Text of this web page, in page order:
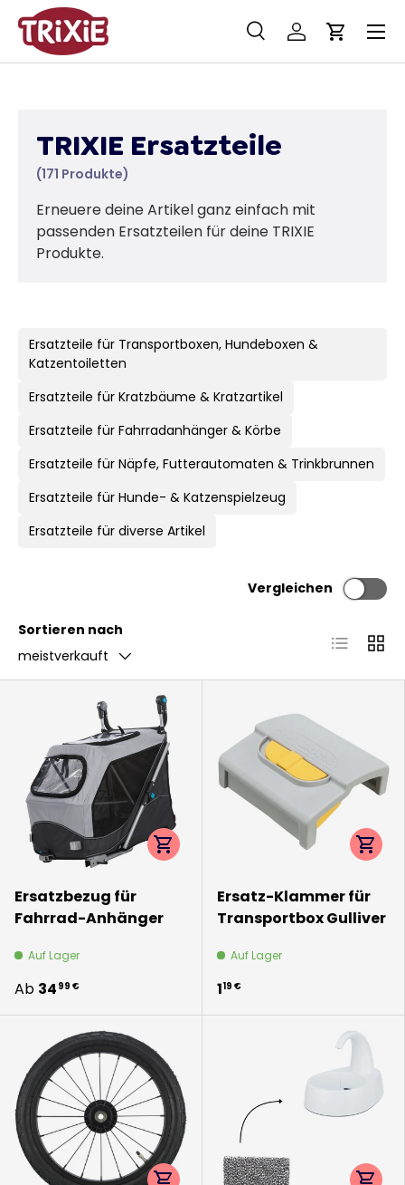
Direkt zum Inhalt
Suchen
SucheEinloggen
Menü
TRIXIE Ersatzteile
(171 Produkte)
Erneuere deine Artikel ganz einfach mit
passenden Ersatzteilen für deine TRIXIE
Produkte.
Ersatzteile für Transportboxen, Hundeboxen &
Katzentoiletten
Ersatzteile für Kratzbäume & Kratzartikel
Ersatzteile für Fahrradanhänger & Körbe
Ersatzteile für Näpfe, Futterautomaten & Trinkbrunnen
Ersatzteile für Hunde- & Katzenspielzeug
Ersatzteile für diverse Artikel
Sortieren nach
meistverkauft
Vergleichen
Ersatzbezug für
Fahrrad-Anhänger
Auf Lager
Ab 34 99 €
Optionen auswählen
Ersatz-Klammer für
Transportbox Gulliver
Auf Lager
119 €
Optionen auswählen